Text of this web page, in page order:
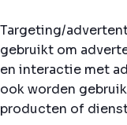
Targeting/
gebruikt om
en interactie met
ook worden
producten of